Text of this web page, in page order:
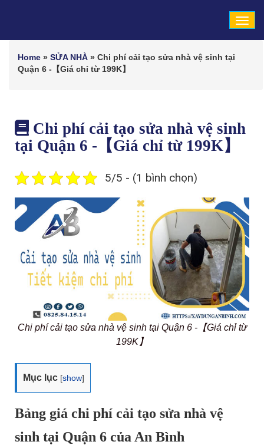
Home » SỬA NHÀ » Chi phí cải tạo sửa nhà vệ sinh tại
Quận 6 -【Giá chỉ từ 199K】
Chi phí cải tạo sửa nhà vệ sinh
tại Quận 6 -【Giá chỉ từ 199K】
5/5 - (1 bình chọn)
Chi phí cải tạo sửa nhà vệ sinh tại Quận 6 -【Giá chỉ từ
199K】
Mục lục [show]
Bảng giá chi phí cải tạo sửa nhà vệ
sinh tại Quận 6 của An Bình